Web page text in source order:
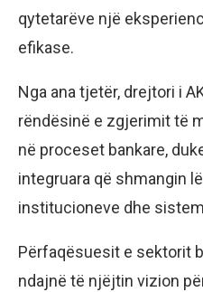
qytetarëve një
efikase.
Nga ana tjetër, drejtori i
rëndësinë e zgjerimit të
në proceset bankare,
integruara që shmangin
institucioneve dhe
Përfaqësuesit e sektorit
ndajnë të njëjtin vizion